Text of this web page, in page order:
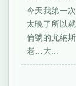
今天我第一
太晚了所以
倫號的尤納
老…大...